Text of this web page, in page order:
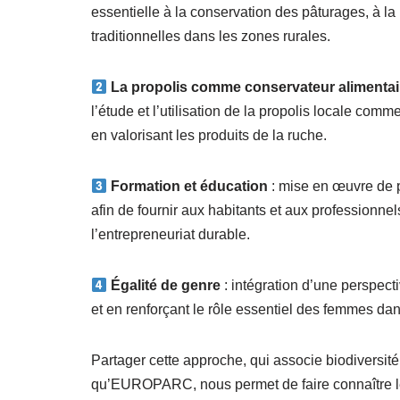
essentielle à la conservation des pâturages, à
traditionnelles dans les zones rurales.
La propolis comme conservateur
l’étude et l’utilisation de la propolis locale
en valorisant les produits de la ruche.
Formation et éducation : mise en œuvre de
afin de fournir aux habitants et aux
l’entrepreneuriat durable.
Égalité de genre : intégration d’une
et en renforçant le rôle essentiel des femmes
Partager cette approche, qui associe
qu’EUROPARC, nous permet de faire